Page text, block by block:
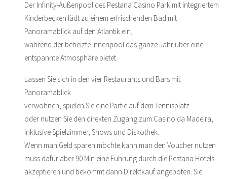
Der Infinity-Außenpool des Pestana Casino Park mit integriertem
Kinderbecken lädt zu einem erfrischenden Bad mit
Panoramablick auf den Atlantik ein,
während der beheizte Innenpool das ganze Jahr über eine
entspannte Atmosphäre bietet.
Lassen Sie sich in den vier Restaurants und Bars mit
Panoramablick
verwöhnen, spielen Sie eine Partie auf dem Tennisplatz
oder nutzen Sie den direkten Zugang zum Casino da Madeira,
inklusive Spielzimmer, Shows und Diskothek.
Wenn man Geld sparen möchte kann man den Voucher nutzen
muss dafür aber 90 Min eine Führung durch die Pestana Hotels
akzeptieren und bekommt dann Direktkauf angeboten. Sie